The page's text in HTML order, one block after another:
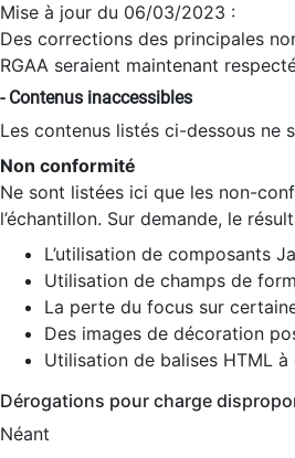
Mise à jour du 06/03/2023 :
Des corrections des principales
RGAA seraient maintenant
- Contenus inaccessibles
Les contenus listés ci-dessous ne
Non conformité
Ne sont listées ici que les non-
l’échantillon. Sur demande, le
L’utilisation de composants
Utilisation de champs de
La perte du focus sur
Des images de décoration
Utilisation de balises HTML
Dérogations pour charge
Néant